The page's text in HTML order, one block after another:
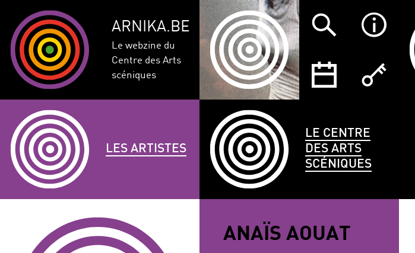
ARNIKA.BE
Le webzine du
Centre des Arts
scéniques
LES ARTISTES
LE CENTRE
DES ARTS
SCÉNIQUES
DISCIPLINE
COMPÉTENCE
ANAÏS AOUAT